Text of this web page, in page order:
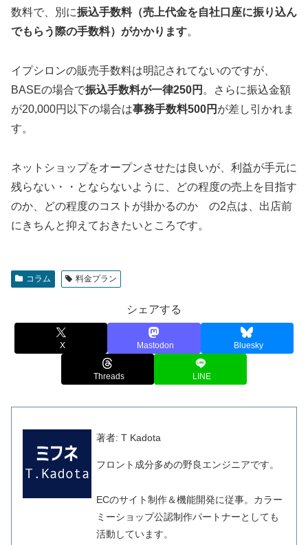
数料で、別に振込手数料（売上代金を自社口座に振り込ん
でもらう際の手数料）がかかります。
イプシロンの販売手数料は明記されてないのですが、
BASEの場合で振込手数料が一律250円 。さらに振込金額
が20,000円以下の場合は事務手数料500円 が差し引かれま
す。
ネットショップをオープンさせたは良いが、利益が手元に
残らない・・とならないように、どの程度の売上を目指す
のか、どの程度のコストが掛かるのか の2点は、出店前
にきちんと抑えておきたいところです。
コラム 料金プラン
シェアする
X Mastodon Bluesky
Threads LINE
著者: T Kadota
フロント成分多めの野良エンジニアです。
ECのサイト制作＆機能開発に従事。カラー
ミーショップ公認制作パートナーとしても
活動しています。